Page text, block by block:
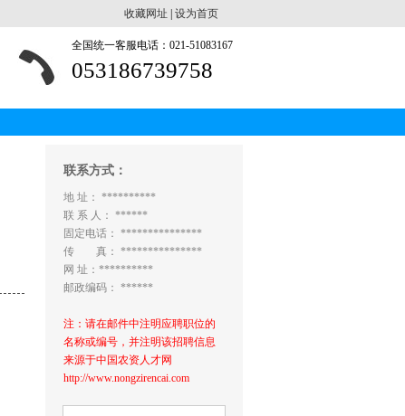
收藏网址 设为首页
全国统一客服电话：021-51083167
053186739758
联系方式：
地 址： **********
联 系 人： ******
固定电话： ***************
传 真： ***************
网 址：**********
邮政编码： ******
注：请在邮件中注明应聘职位的
名称或编号，并注明该招聘信息
来源于中国农资人才网
http://www.nongzirencai.com